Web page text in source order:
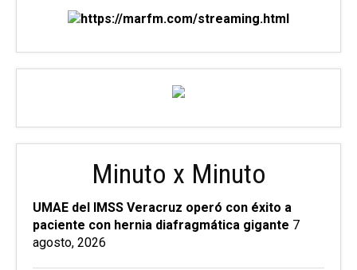
Minuto x Minuto
UMAE del IMSS Veracruz operó con éxito a
paciente con hernia diafragmática gigante 7
agosto, 2026